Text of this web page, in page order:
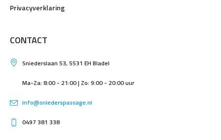
Privacyverklaring
CONTACT
Sniederslaan 53, 5531 EH Bladel
Ma-Za: 8:00 - 21:00 | Zo: 9:00 - 20:00 uur
info@sniederspassage.nl
0497 381 338